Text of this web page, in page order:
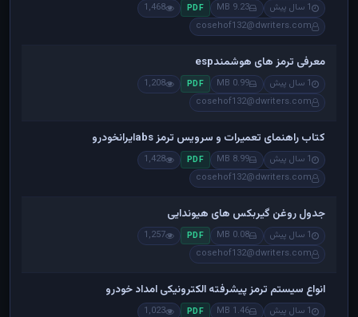
1 سال پیش 9.23 MB
PDF
1,468
cosehof132@dwriters.com
معرفی ترمز های هوشمندesp
1 سال پیش 0.99 MB
PDF
1,208
cosehof132@dwriters.com
کتاب راهنمای تعمیرات و سرویس ترمز absایرانخودرو
1 سال پیش 8.99 MB
PDF
1,428
cosehof132@dwriters.com
جدول روغن گیربکس های هیوندایی
1 سال پیش 0.08 MB
PDF
1,257
cosehof132@dwriters.com
انواع سیستم ترمز پیشرفته الکترونیکی امداد خودرو
1 سال پیش 1.46 MB
PDF
1,023